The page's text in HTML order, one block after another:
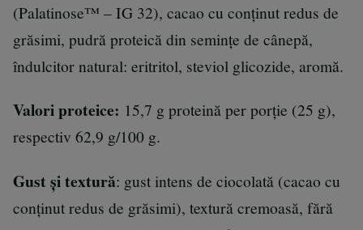
(Palatinose™ – IG 32), cacao cu conținut redus de
grăsimi, pudră proteică din semințe de cânepă,
îndulcitor natural: eritritol, steviol glicozide, aromă.
Valori proteice: 15,7 g proteină per porție (25 g),
respectiv 62,9 g/100 g.
Gust și textură: gust intens de ciocolată (cacao cu
conținut redus de grăsimi), textură cremoasă, fără